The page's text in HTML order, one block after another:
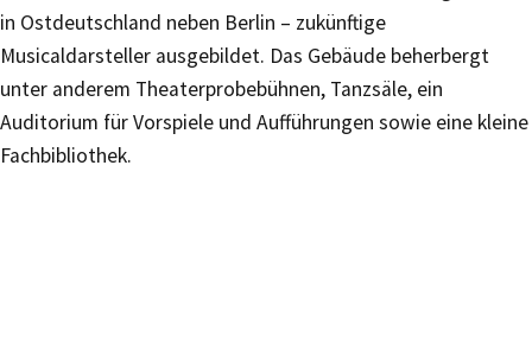
in Ostdeutschland neben Berlin – zukünftige
Musicaldarsteller ausgebildet. Das Gebäude beherbergt
unter anderem Theaterprobebühnen, Tanzsäle, ein
Auditorium für Vorspiele und Aufführungen sowie eine kleine
Fachbibliothek.